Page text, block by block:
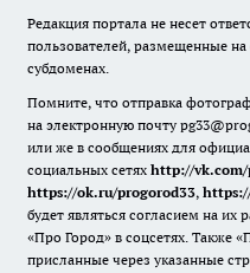
Редакция портала не несет
пользователей, размещенные на
субдоменах.
Помните, что отправка
на электронную почту
или же в сообщениях для
социальных сетях http://vk.com/
https://ok.ru/progorod33,
будет являться согласием на их
«Про Город» в соцсетях. Также
присланные через указанные